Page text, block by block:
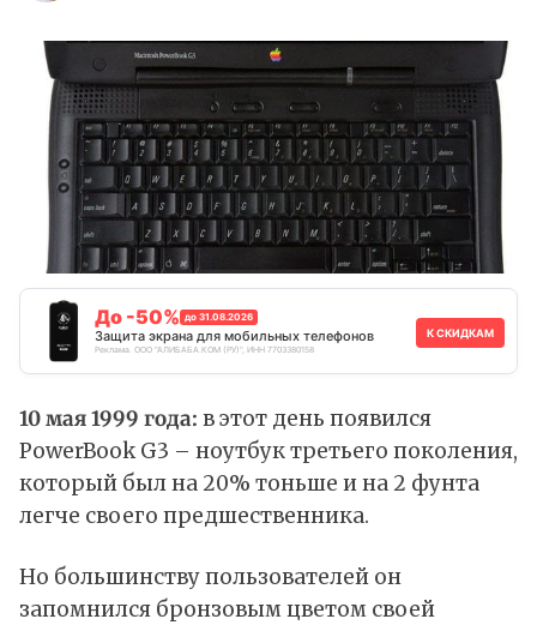
До -50% до 31.08.2026
Защита экрана для мобильных телефонов
Реклама. ООО "АЛИБАБА.КОМ (РУ)", ИНН 7703380158
К СКИДКАМ
10 мая 1999 года: в этот день появился
PowerBook G3 – ноутбук третьего поколения,
который был на 20% тоньше и на 2 фунта
легче своего предшественника.
Но большинству пользователей он
запомнился бронзовым цветом своей